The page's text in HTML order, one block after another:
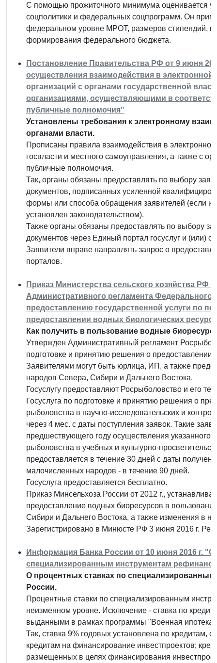
С помощью прожиточного минимума оценивается
соцполитики и федеральных соцпрограмм. Он
федеральном уровне МРОТ, размеров стипендий,
формирования федерального бюджета.
Постановление Правительства РФ от 9 июня
осуществления взаимодействия в
организаций с органами государственной
организациями, осуществляющими в
публичные полномочия"
Установлены требования к электронному
органами власти.
Прописаны правила взаимодействия в
госвласти и местного самоуправления, а также с
публичные полномочия.
Так, органы обязаны предоставлять по выбору
документов, подписанных усиленной
формы или способа обращения заявителей (если
установлен законодательством).
Также органы обязаны предоставлять по выбору
документов через Единый портал госуслуг и (или)
Заявители вправе направлять запрос о
порталов.
Приказ Министерства сельского хозяйства РФ
Административного регламента Федерального
предоставлению государственной услуги по
предоставлении водных биологических
Как получить в пользование водные
Утвержден Административный регламент
подготовке и принятию решения о предоставлении
Заявителями могут быть юрлица, ИП, а также
народов Севера, Сибири и Дальнего Востока.
Госуслугу предоставляют Росрыболовство и его
Госуслуга по подготовке и принятию решения о
рыболовства в научно-исследовательских и
через 4 мес. с даты поступления заявок. Такие
предшествующего году осуществления указанного
рыболовства в учебных и культурно-
предоставляется в течение 30 дней с даты
малочисленных народов - в течение 90 дней.
Госуслуга предоставляется бесплатно.
Приказ Минсельхоза России от 2012 г.,
предоставление водных биоресурсов в
Сибири и Дальнего Востока, а также изменения в
Зарегистрировано в Минюсте РФ 3 июня 2016 г.
Информация Банка России от 10 июня 2016 г.
специализированным инструментам
О процентных ставках по
России.
Процентные ставки по специализированным
неизменном уровне. Исключение - ставка по
выданными в рамках программы "Военная
Так, ставка 9% годовых установлена по кредитам,
кредитам на финансирование инвестпроектов;
размещенных в целях финансирования